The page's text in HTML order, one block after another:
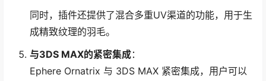
同时，插件还提供了混合多重UV渠道的功能，用于生
成精致纹理的羽毛。
与3DS MAX的紧密集成：
Ephere Ornatrix 与 3DS MAX 紧密集成，用户可以